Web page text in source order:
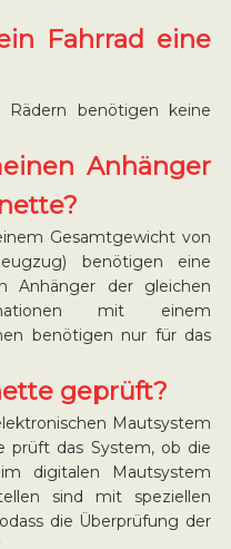
Fahrrad eine
benötigen keine
Anhänger
Gesamtgewicht von
benötigen eine
Anhänger der gleichen
mit einem
benötigen nur für das
geprüft?
Mautsystem
prüft das System, ob die
digitalen Mautsystem
sind mit speziellen
die Überprüfung der